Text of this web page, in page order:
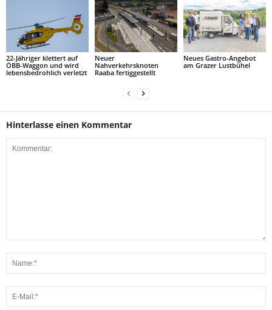
22-Jähriger klettert auf
ÖBB-Waggon und wird
lebensbedrohlich verletzt
Neuer
Nahverkehrsknoten
Raaba fertiggestellt
Neues Gastro-Angebot
am Grazer Lustbühel
Hinterlasse einen Kommentar